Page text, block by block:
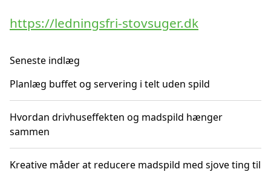
https://ledningsfri-stovsuger.dk
Seneste indlæg
Planlæg buffet og servering i telt uden spild
Hvordan drivhuseffekten og madspild hænger
sammen
Kreative måder at reducere madspild med sjove ting til